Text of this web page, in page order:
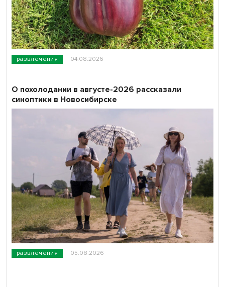
развлечения 04.08.2026
развлечения 05.08.2026
О похолодании в августе-2026 рассказали
синоптики в Новосибирске